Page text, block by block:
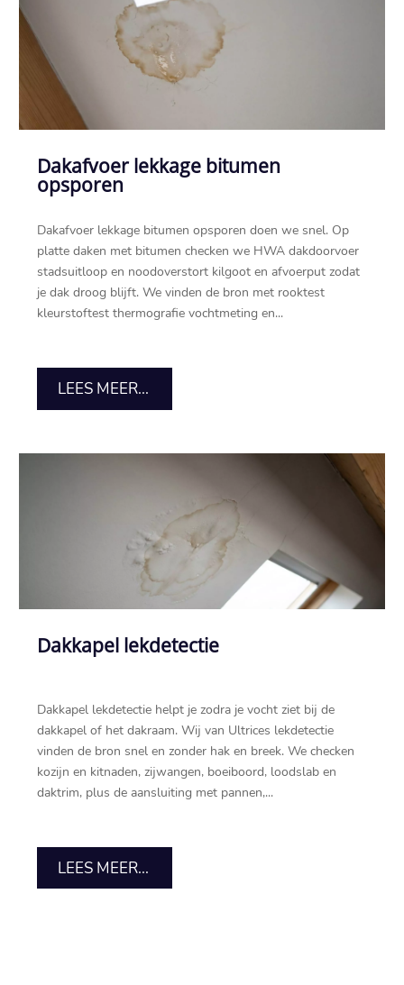
Dakafvoer lekkage bitumen
opsporen
Dakafvoer lekkage bitumen opsporen doen we snel.​ Op
platte daken met bitumen checken we HWA dakdoorvoer
stadsuitloop en noodoverstort kilgoot en afvoerput zodat
je dak droog blijft.​ We vinden de bron met rooktest
kleurstoftest thermografie vochtmeting en...
LEES MEER...
Dakkapel lekdetectie
Dakkapel lekdetectie helpt je zodra je vocht ziet bij de
dakkapel of het dakraam.​ Wij van Ultrices lekdetectie
vinden de bron snel en zonder hak en breek.​ We checken
kozijn en kitnaden, zijwangen, boeiboord, loodslab en
daktrim, plus de aansluiting met pannen,...
LEES MEER...